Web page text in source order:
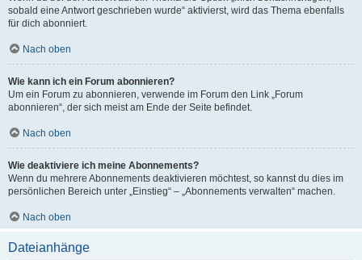
sobald eine Antwort geschrieben wurde“ aktivierst, wird das Thema ebenfalls
für dich abonniert.
Nach oben
Wie kann ich ein Forum abonnieren?
Um ein Forum zu abonnieren, verwende im Forum den Link „Forum
abonnieren“, der sich meist am Ende der Seite befindet.
Nach oben
Wie deaktiviere ich meine Abonnements?
Wenn du mehrere Abonnements deaktivieren möchtest, so kannst du dies im
persönlichen Bereich unter „Einstieg“ – „Abonnements verwalten“ machen.
Nach oben
Dateianhänge